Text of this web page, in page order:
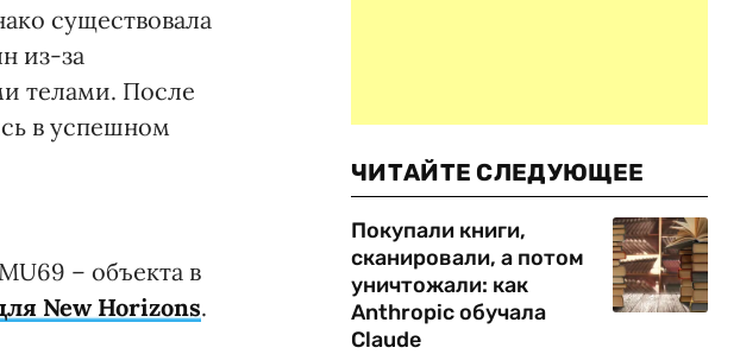
существовала
из-за
телами. После
в успешном
– объекта в
New Horizons.
ЧИТАЙТЕ СЛЕДУЮЩЕЕ
Покупали книги,
сканировали, а потом
уничтожали: как
Anthropic обучала
Claude